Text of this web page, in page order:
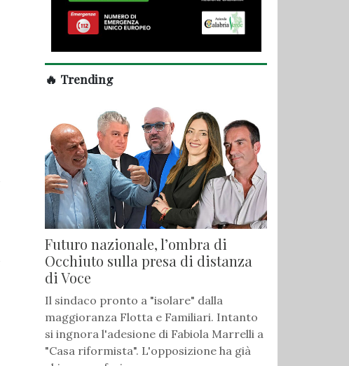
🔥 Trending
Futuro nazionale, l’ombra di
Occhiuto sulla presa di distanza
di Voce
Il sindaco pronto a "isolare" dalla
maggioranza Flotta e Familiari. Intanto
si ingnora l'adesione di Fabiola Marrelli a
"Casa riformista". L'opposizione ha già